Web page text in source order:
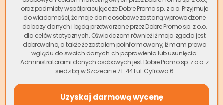
odzyskać należność
Może cię zainteresować: Co zrobić jak bank
sprzedał dług firmie windykacyjnej?
Jeśli powyższawindykacja polubownanie przynosi to
rezultatu, sprawa może trafić do sądu – wierzyciel składa
wniosek o zapłatę. Po uzyskaniu wyroku sądowego oraz
klauzuli wykonalności, wierzyciel może dopiero skierować
oraz podmioty współpracujące ze Dobre Promo sp. z o.o. Przyjmuje
do wiadomości, że moje danie osobowe zostaną wprowadzone
do bazy danych i będą przetwarzane przez Dobre Promo sp. z o.o.
dla celów statycznych. Oświadczam również iż moja zgoda jest
dobrowolna, a także że zostałem poinformowany, iż mam prawo
wglądu do swoich danych ich poprawienia lub usunięcia.
Administratorami danych osobowych jest Dobre Promo sp. z o.o. z
siedzibą w Szczecinie 71-441 ul. Cyfrowa 6